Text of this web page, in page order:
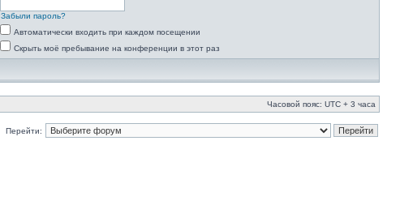
Забыли пароль?
Автоматически входить при каждом посещении
Скрыть моё пребывание на конференции в этот раз
Часовой пояс: UTC + 3 часа
Перейти: